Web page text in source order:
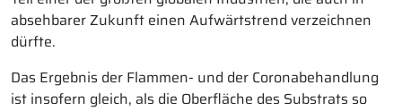
absehbarer Zukunft einen Aufwärtstrend verzeichnen
dürfte.
Das Ergebnis der Flammen- und der Coronabehandlung
ist insofern gleich, als die Oberfläche des Substrats so